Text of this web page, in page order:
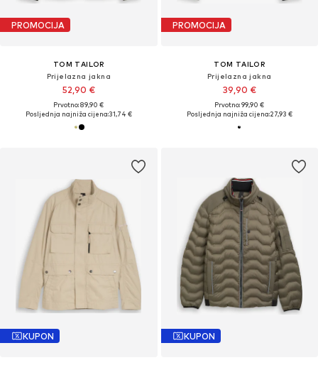
PROMOCIJA
TOM TAILOR
Prijelazna jakna
52,90 €
Prvotno: 89,90 €
Posljednja najniža cijena:31,74 €
PROMOCIJA
TOM TAILOR
Prijelazna jakna
39,90 €
Prvotno: 99,90 €
Posljednja najniža cijena:27,93 €
KUPON KUPON